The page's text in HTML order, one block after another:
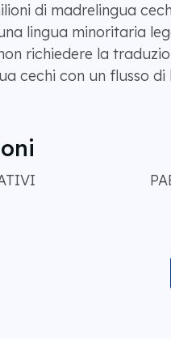
di madrelingua
lingua minoritaria
richiedere la
cechi con un flusso